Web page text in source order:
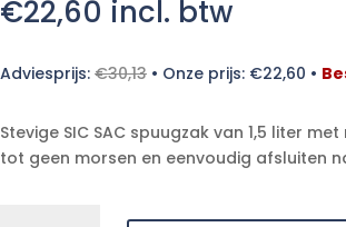
€22,60 incl. btw
Adviesprijs: €30,13 • Onze prijs: €22,60 •
Stevige SIC SAC spuugzak van 1,5 liter
tot geen morsen en eenvoudig afsluiten